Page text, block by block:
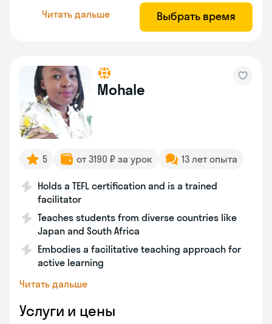
Читать дальше Выбрать время
Mohale
5 от 3190 ₽ за урок 13 лет опыта
Holds a TEFL certification and is a trained
facilitator
Teaches students from diverse countries like
Japan and South Africa
Embodies a facilitative teaching approach for
active learning
Читать дальше
Услуги и цены